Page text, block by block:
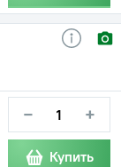
− +
Купить